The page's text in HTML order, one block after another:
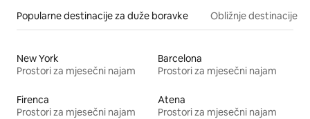
Popularne destinacije za duže boravke Obližnje destinacije
New York
Prostori za mjesečni najam
Barcelona
Prostori za mjesečni najam
Firenca
Prostori za mjesečni najam
Atena
Prostori za mjesečni najam